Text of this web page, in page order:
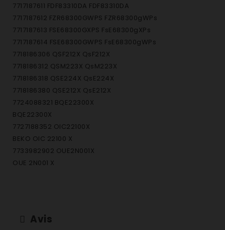
7717187611 FDF83310DA FDF83310DA
7717187612 FZR68300GWPS FZR68300gWPs
7717187613 FSE68300GXPS FsE68300gXPs
7717187614 FSE68300GWPS FsE68300gWPs
7718186306 QSF212X QsF212X
7718186312 QSM223X QsM223X
7718186318 QSE224X QsE224X
7718186380 QSE212X QsE212X
7724088321 BQE22300X
BQE22300X
7727188352 OIC22100X
BEKO OIC 22100 X
7733982902 OUE2N001X
OUE 2N001 X
7737186312 BDVC663W BDVC 663 W
Avis